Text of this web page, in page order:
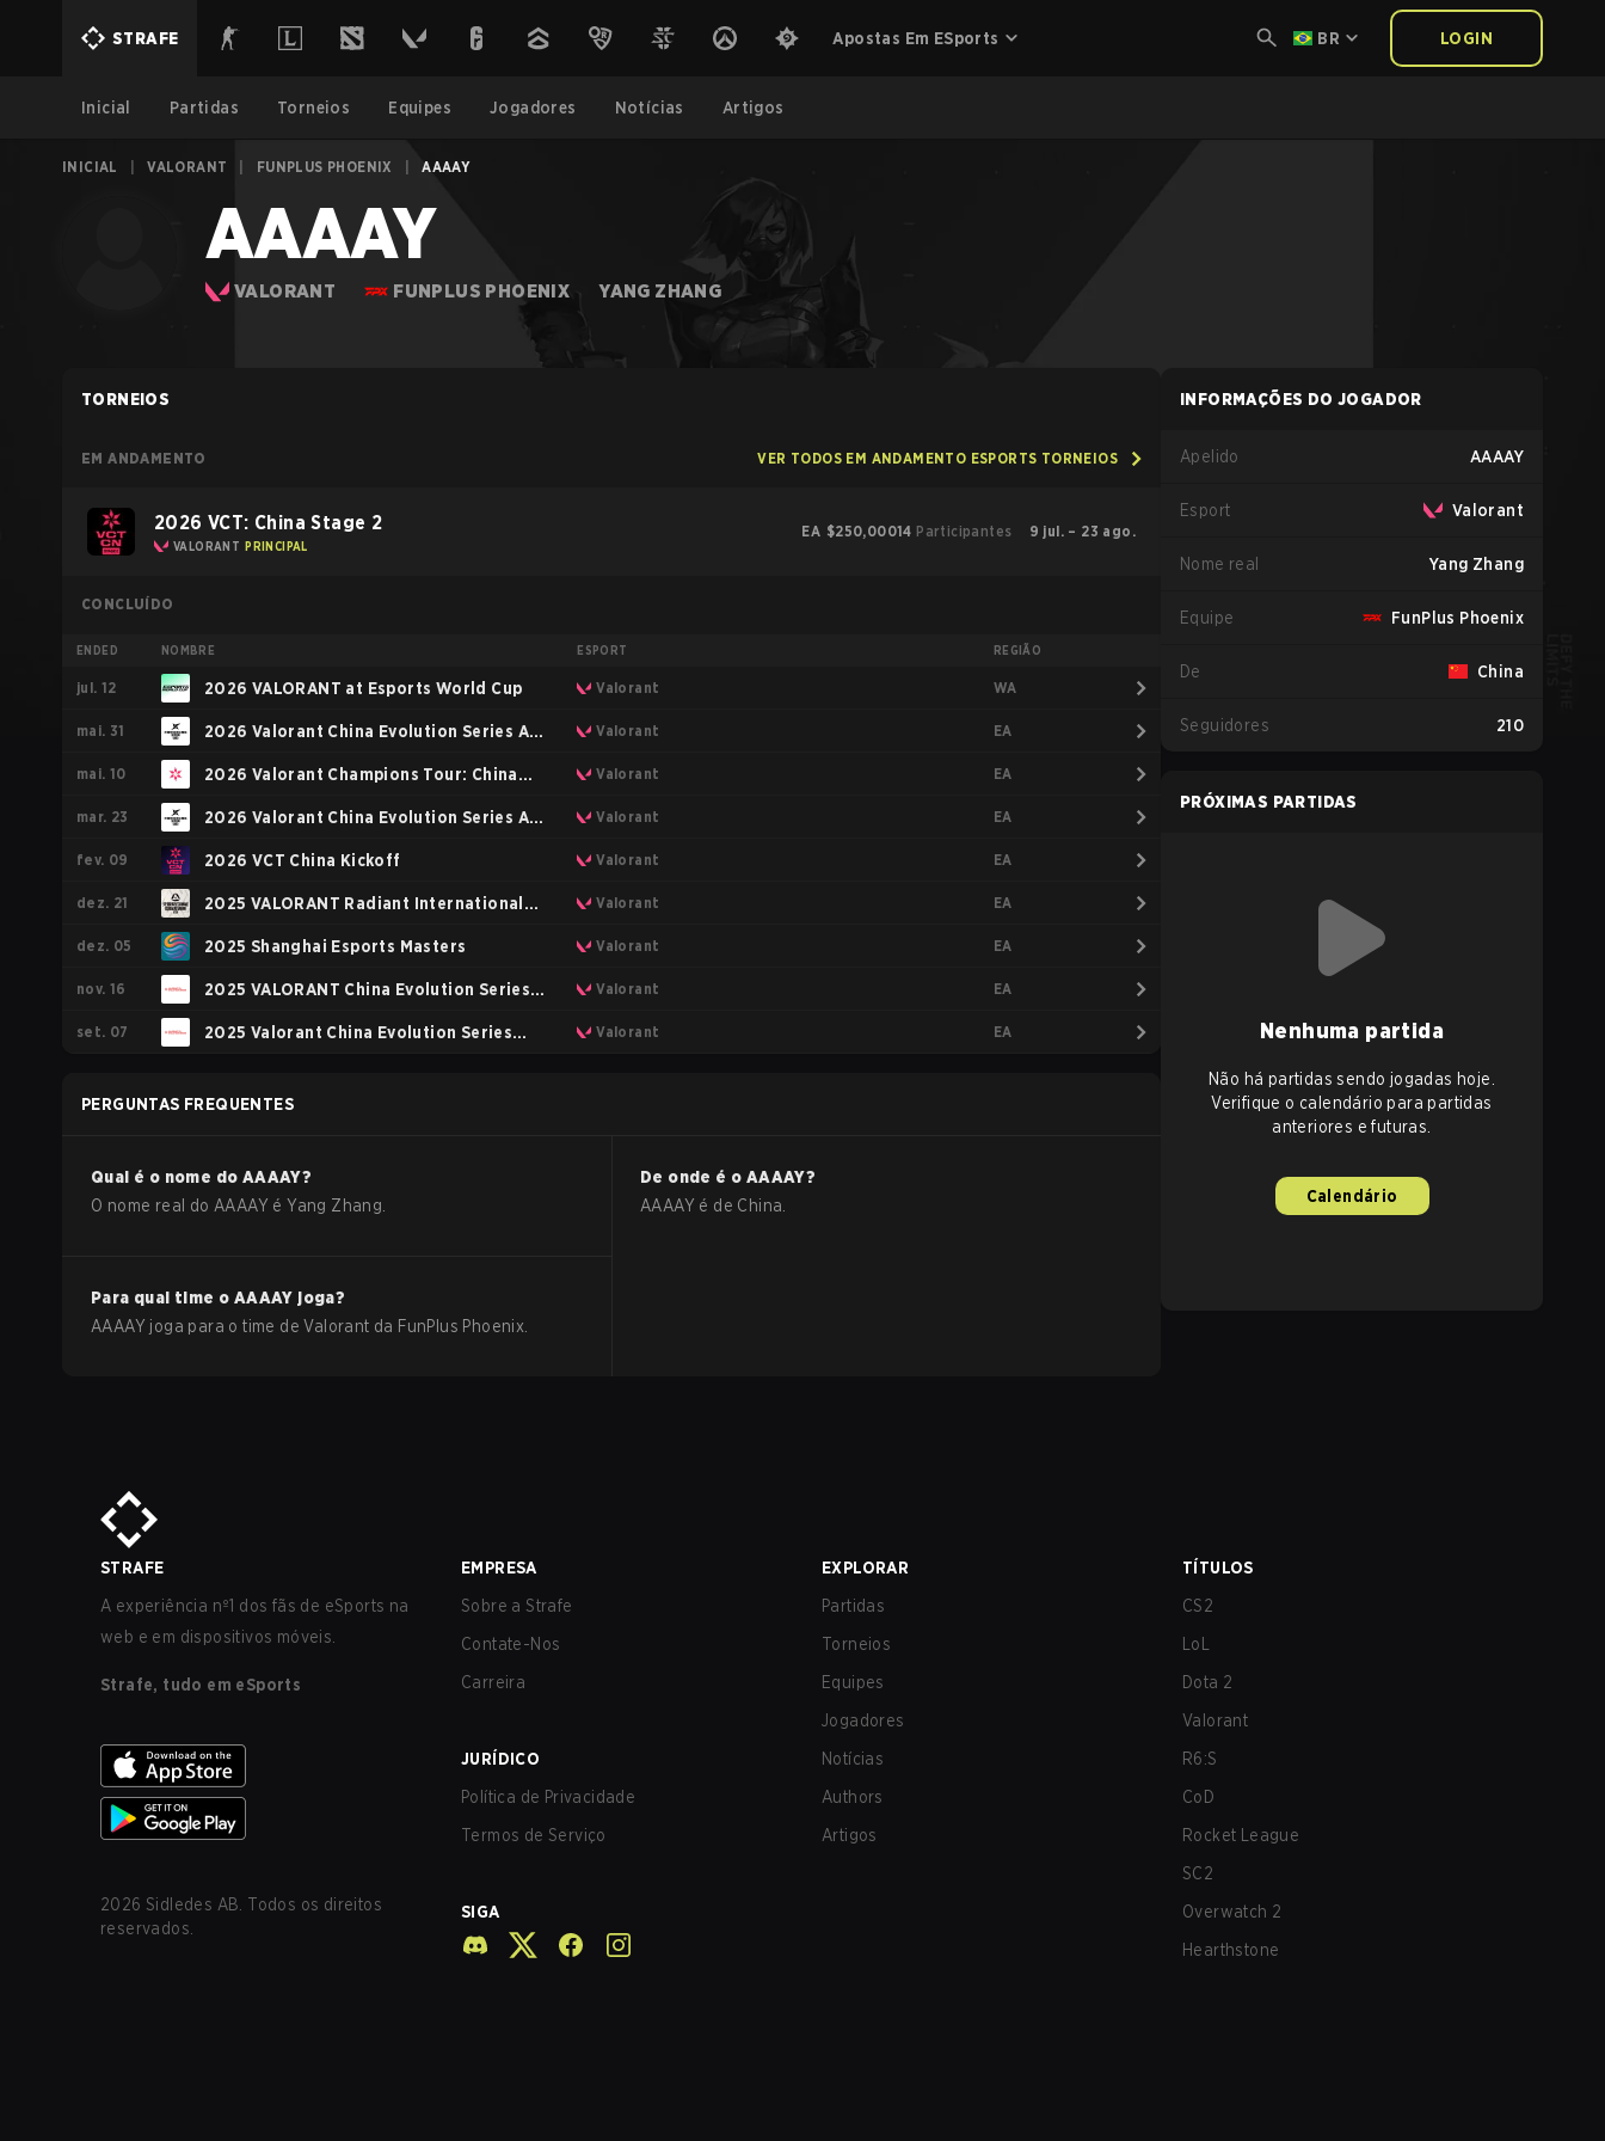
STRAFE Apostas Em ESports BR LOGIN
Inicial Partidas Torneios Equipes Jogadores Notícias Artigos
INICIAL VALORANT FUNPLUS PHOENIX AAAAY
AAAAY
VALORANT FUNPLUS PHOENIX YANG ZHANG
TORNEIOS
EM ANDAMENTO VER TODOS EM ANDAMENTO ESPORTS TORNEIOS
2026 VCT: China Stage 2
VALORANT PRINCIPAL
EA $250,00014 Participantes 9 jul. – 23 ago.
CONCLUÍDO
ENDED NOMBRE ESPORT REGIÃO
jul. 12 2026 VALORANT at Esports World Cup Valorant WA
mai. 31 2026 Valorant China Evolution Series Act
2
Valorant EA
mai. 10 2026 Valorant Champions Tour: China
Stage 1
Valorant EA
mar. 23 2026 Valorant China Evolution Series Act
1
Valorant EA
fev. 09 2026 VCT China Kickoff Valorant EA
dez. 21 2025 VALORANT Radiant International
Invitational
Valorant EA
dez. 05 2025 Shanghai Esports Masters Valorant EA
nov. 16 2025 VALORANT China Evolution Series
Epilogue
Valorant EA
set. 07 2025 Valorant China Evolution Series Valorant EA
PERGUNTAS FREQUENTES
Qual é o nome do AAAAY?
O nome real do AAAAY éYang Zhang
De onde é o AAAAY?
AAAAY é de China
Para qual time o AAAAY joga?
AAAAY joga para o time deValorant da FunPlus Phoenix
INFORMAÇÕES DO JOGADOR
Apelido AAAAY
Esport Valorant
Nome real Yang Zhang
Equipe FunPlus Phoenix
De China
Seguidores 210
PRÓXIMAS PARTIDAS
Nenhuma partida
Não há partidas sendo jogadas hoje.
Verifique o calendário para partidas
anteriores e futuras.
Calendário
STRAFE
A experiência nº1 dos fãs de eSports na
web e em dispositivos móveis.
Strafe, tudo em eSports
2026 Sidledes AB. Todos os direitos
reservados.
EMPRESA
Sobre a Strafe
Contate-Nos
Carreira
JURÍDICO
Política de Privacidade
Termos de Serviço
SIGA
EXPLORAR
Partidas
Torneios
Equipes
Jogadores
Notícias
Authors
Artigos
TÍTULOS
CS2
LoL
Dota 2
Valorant
R6:S
CoD
Rocket League
SC2
Overwatch 2
Hearthstone